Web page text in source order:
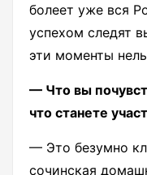
болеет уже вся
успехом следят
эти моменты
— Что вы
что станете
— Это безумно
сочинская